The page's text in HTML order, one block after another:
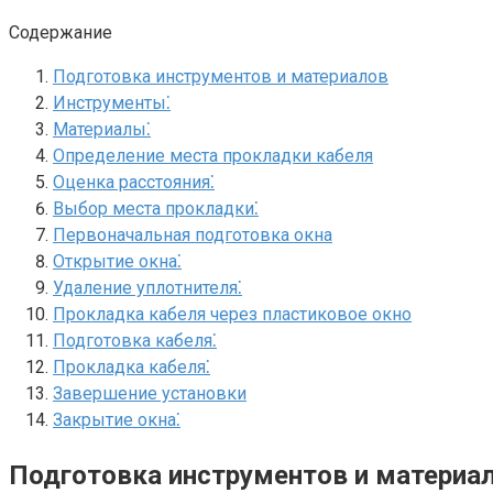
Содержание
Подготовка инструментов и материалов
Инструменты⁚
Материалы⁚
Определение места прокладки кабеля
Оценка расстояния⁚
Выбор места прокладки⁚
Первоначальная подготовка окна
Открытие окна⁚
Удаление уплотнителя⁚
Прокладка кабеля через пластиковое окно
Подготовка кабеля⁚
Прокладка кабеля⁚
Завершение установки
Закрытие окна⁚
Подготовка инструментов и